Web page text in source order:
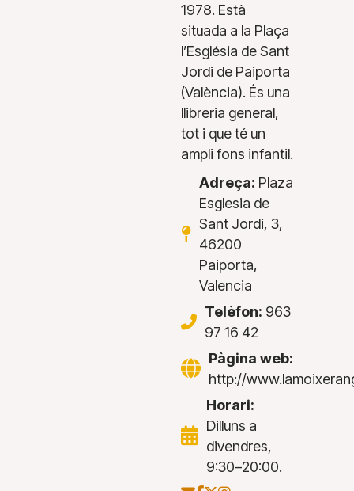
1978. Està
situada a la Plaça
l’Església de Sant
Jordi de Paiporta
(València). És una
llibreria general,
tot i que té un
ampli fons infantil.
Adreça: Plaza
Esglesia de
Sant Jordi, 3,
46200
Paiporta,
Valencia
Telèfon: 963
97 16 42
Pàgina web:
http://
Horari:
Dilluns a
divendres,
9:30–20:00.